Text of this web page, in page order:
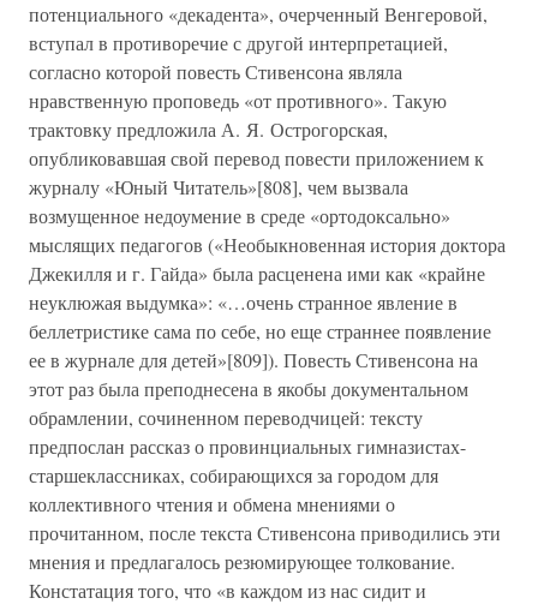
потенциального «декадента», очерченный Венгеровой,
вступал в противоречие с другой интерпретацией,
согласно которой повесть Стивенсона являла
нравственную проповедь «от противного». Такую
трактовку предложила А. Я. Острогорская,
опубликовавшая свой перевод повести приложением к
журналу «Юный Читатель»[808], чем вызвала
возмущенное недоумение в среде «ортодоксально»
мыслящих педагогов («Необыкновенная история доктора
Джекилля и г. Гайда» была расценена ими как «крайне
неуклюжая выдумка»: «…очень странное явление в
беллетристике сама по себе, но еще страннее появление
ее в журнале для детей»[809]). Повесть Стивенсона на
этот раз была преподнесена в якобы документальном
обрамлении, сочиненном переводчицей: тексту
предпослан рассказ о провинциальных гимназистах-
старшеклассниках, собирающихся за городом для
коллективного чтения и обмена мнениями о
прочитанном, после текста Стивенсона приводились эти
мнения и предлагалось резюмирующее толкование.
Констатация того, что «в каждом из нас сидит и